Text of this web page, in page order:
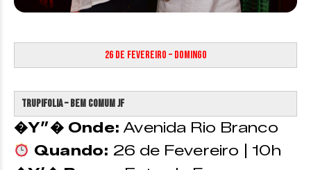
26 de Fevereiro – Domingo
Trupifolia – Bem Comum JF
�Y”� Onde:Avenida Rio Branco
Quando: 26 de Fevereiro | 10h